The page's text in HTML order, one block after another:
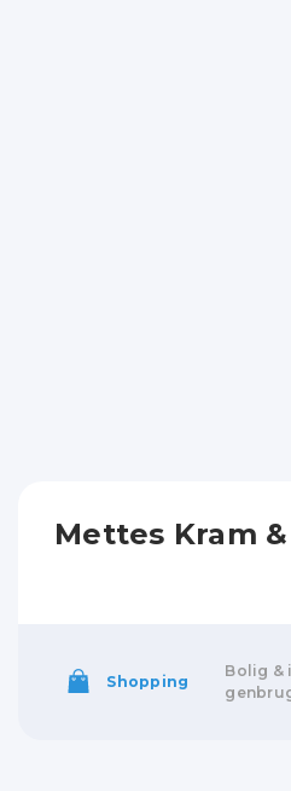
Mettes Kram
Shopping
Bolig &